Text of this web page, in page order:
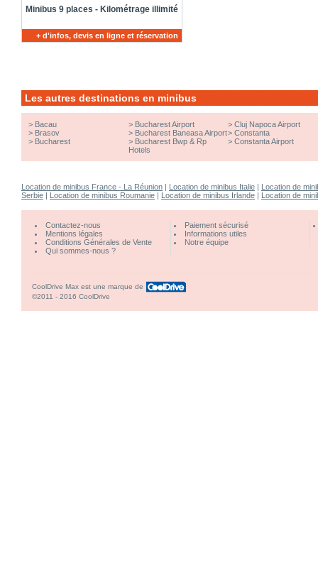
Minibus 9 places - Kilométrage illimité
+ d'infos, devis en ligne et réservation
Les autres destinations en minibus
> Bacau
> Brasov
> Bucharest
> Bucharest Airport
> Bucharest Baneasa Airport
> Bucharest Bwp & Rp
Hotels
>Cluj Napoca Airport
>Constanta
>Constanta Airport
Location de minibus France - La Réunion | Location de minibus Italie | Location de
Serbie | Location de minibus Roumanie | Location de minibus Irlande | Location de
Contactez-nous
Mentions légales
Conditions Générales de Vente
Qui sommes-nous ?
Paiement sécurisé
Informations utiles
Notre équipe
CoolDrive Max est une marque de
©2011 - 2016 CoolDrive